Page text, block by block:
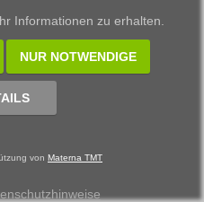
powered by CARUSO
Informationen zu erhalten.
NUR NOTWENDIGE
von Materna TMT